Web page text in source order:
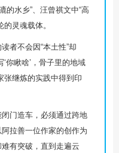
的水乡”、汪曾祺文中“高
灵魂载体。
者不会因“本土性”却
你瞅啥’，骨子里的地域
张继炼的实践中得到印
门造车，必须通过跨地
拉善一位作家的创作为
有突破，直到走遍云